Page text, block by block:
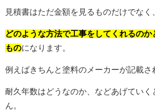
見積書はただ金額を見るものだけでなく
どのような方法で工事をしてくれるのか
ものになります。
例えばきちんと塗料のメーカーが記載さ
耐久年数はどうなのか、などあげていく
ん。